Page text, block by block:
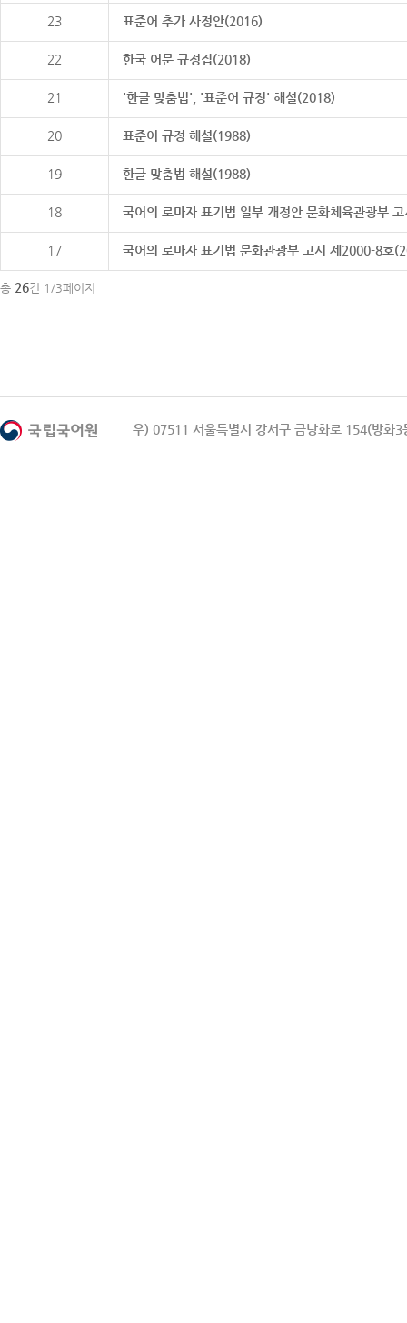
23 표준어 추가 사정안(2016)
22 한국 어문 규정집(2018)
21 '한글 맞춤법', '표준어 규정' 해설(2018)
20 표준어 규정 해설(1988)
19 한글 맞춤법 해설(1988)
18 국어의 로마자 표기법 일부 개정안 문화체육관광부
17 국어의 로마자 표기법 문화관광부 고시 제2000-8호
총 26건 1/3페이지
우) 07511 서울특별시 강서구 금낭화로 154(방화3